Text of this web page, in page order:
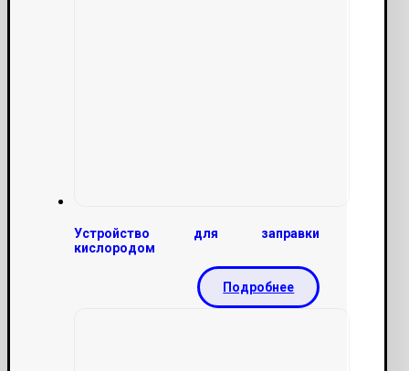
Устройство для заправки
кислородом
Подробнее